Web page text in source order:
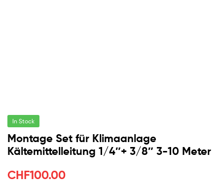
In Stock
Montage Set für Klimaanlage
Kältemittelleitung 1/4″+ 3/8″ 3-10 Meter
CHF100.00